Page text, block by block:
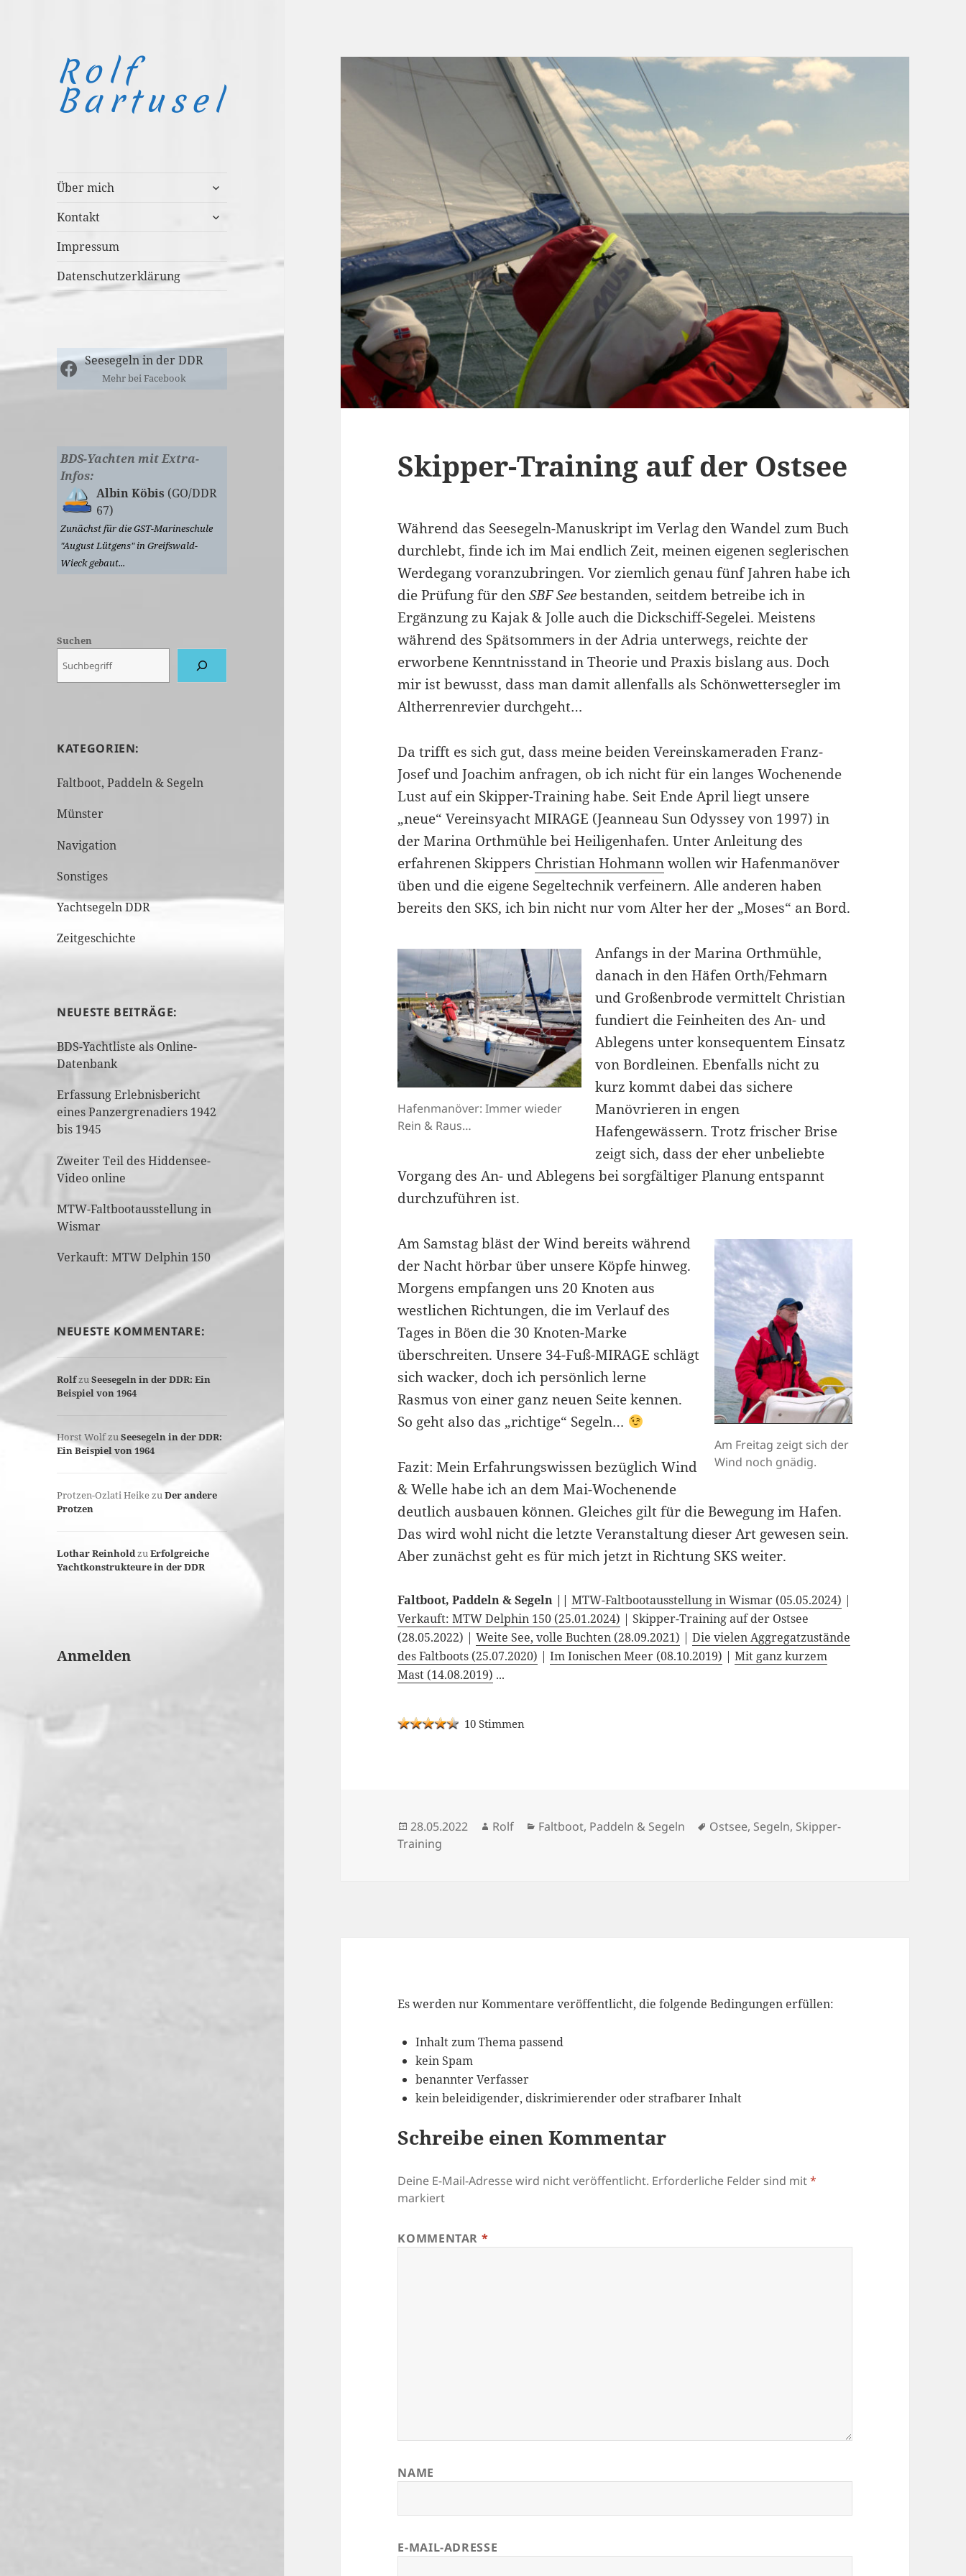
Rolf
Bartusel
Über mich
untermenü
Kontakt
untermenü
Impressum
Datenschutzerklärung
Seesegeln in der DDR
Mehr bei Facebook
BDS-Yachten mit Extra-
Infos:
Albin Köbis (GO/DDR
67)
Zunächst für die GST-Marineschule
"August Lütgens" in Greifswald-
Wieck gebaut...
Suchen
KATEGORIEN:
Faltboot, Paddeln & Segeln
Münster
Navigation
Sonstiges
Yachtsegeln DDR
Zeitgeschichte
NEUESTE BEITRÄGE:
BDS-Yachtliste als Online-
Datenbank
Erfassung Erlebnisbericht
eines Panzergrenadiers 1942
bis 1945
Zweiter Teil des Hiddensee-
Video online
MTW-Faltbootausstellung in
Wismar
Verkauft: MTW Delphin 150
NEUESTE KOMMENTARE:
RolfzuSeesegeln in der DDR: Ein
Beispiel von 1964
Horst WolfzuSeesegeln in der DDR:
Ein Beispiel von 1964
Protzen-Ozlati HeikezuDer andere
Protzen
Lothar ReinholdzuErfolgreiche
Yachtkonstrukteure in der DDR
Anmelden
Skipper-Training auf der Ostsee
Während das Seesegeln-Manuskript im Verlag den Wandel zum Buch
durchlebt, finde ich im Mai endlich Zeit, meinen eigenen seglerischen
Werdegang voranzubringen. Vor ziemlich genau fünf Jahren habe ich
die Prüfung für denSBF Seebestanden, seitdem betreibe ich in
Ergänzung zu Kajak & Jolle auch die Dickschiff-Segelei. Meistens
während des Spätsommers in der Adria unterwegs, reichte der
erworbene Kenntnisstand in Theorie und Praxis bislang aus. Doch
mir ist bewusst, dass man damit allenfalls als Schönwettersegler im
Altherrenrevier durchgeht…
Da trifft es sich gut, dass meine beiden Vereinskameraden Franz-
Josef und Joachim anfragen, ob ich nicht für ein langes Wochenende
Lust auf ein Skipper-Training habe. Seit Ende April liegt unsere
„neue“ Vereinsyacht MIRAGE (Jeanneau Sun Odyssey von 1997) in
der Marina Orthmühle bei Heiligenhafen. Unter Anleitung des
erfahrenen Skippers Christian Hohmannwollen wir Hafenmanöver
üben und die eigene Segeltechnik verfeinern. Alle anderen haben
bereits den SKS, ich bin nicht nur vom Alter her der „Moses“ an Bord.
Hafenmanöver: Immer wieder
Rein & Raus…
Anfangs in der Marina Orthmühle,
danach in den Häfen Orth/Fehmarn
und Großenbrode vermittelt Christian
fundiert die Feinheiten des An- und
Ablegens unter konsequentem Einsatz
von Bordleinen. Ebenfalls nicht zu
kurz kommt dabei das sichere
Manövrieren in engen
Hafengewässern. Trotz frischer Brise
zeigt sich, dass der eher unbeliebte
Vorgang des An- und Ablegens bei sorgfältiger Planung entspannt
durchzuführen ist.
Am Freitag zeigt sich der
Wind noch gnädig.
Am Samstag bläst der Wind bereits während
der Nacht hörbar über unsere Köpfe hinweg.
Morgens empfangen uns 20 Knoten aus
westlichen Richtungen, die im Verlauf des
Tages in Böen die 30 Knoten-Marke
überschreiten. Unsere 34-Fuß-MIRAGE schlägt
sich wacker, doch ich persönlich lerne
Rasmus von einer ganz neuen Seite kennen.
So geht also das „richtige“ Segeln…
Fazit: Mein Erfahrungswissen bezüglich Wind
& Welle habe ich an dem Mai-Wochenende
deutlich ausbauen können. Gleiches gilt für die Bewegung im Hafen.
Das wird wohl nicht die letzte Veranstaltung dieser Art gewesen sein.
Aber zunächst geht es für mich jetzt in Richtung SKS weiter.
Faltboot, Paddeln & Segeln || MTW-Faltbootausstellung in Wismar (05.05.2024) |
Verkauft: MTW Delphin 150 (25.01.2024) | Skipper-Training auf der Ostsee
(28.05.2022) |Weite See, volle Buchten (28.09.2021) |Die vielen Aggregatzustände
des Faltboots (25.07.2020) |Im Ionischen Meer (08.10.2019) |Mit ganz kurzem
Mast (14.08.2019) ...
10 Stimmen
Veröffentlicht
am
28.05.2022 Autor
Rolf Kategorien
Faltboot, Paddeln & Segeln Schlagwörter
Ostsee, Segeln, Skipper-
Training
Es werden nur Kommentare veröffentlicht, die folgende Bedingungen erfüllen:
Inhalt zum Thema passend
kein Spam
benannter Verfasser
kein beleidigender, diskrimierender oder strafbarer Inhalt
Schreibe einen Kommentar
Deine E-Mail-Adresse wird nicht veröffentlicht. Erforderliche Felder sind mit*
markiert
KOMMENTAR *
NAME
E-MAIL-ADRESSE